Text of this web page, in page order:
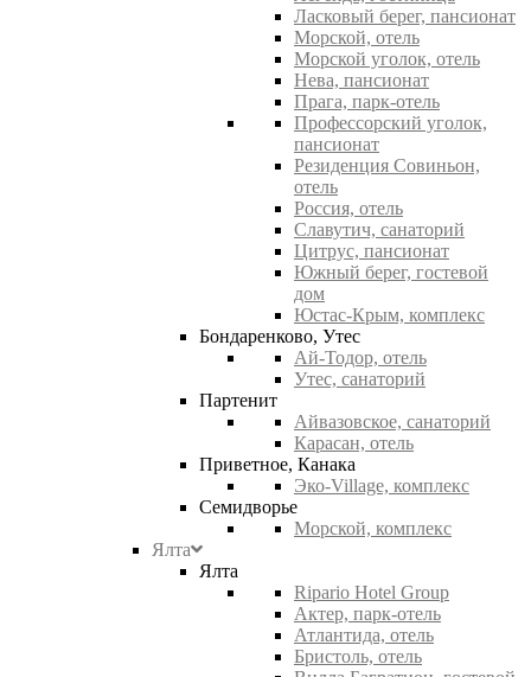
Ласковый берег, пансионат
Морской, отель
Морской уголок, отель
Нева, пансионат
Прага, парк-отель
Профессорский уголок,
пансионат
Резиденция Совиньон,
отель
Россия, отель
Славутич, санаторий
Цитрус, пансионат
Южный берег, гостевой
дом
Юстас-Крым, комплекс
Бондаренково, Утес
Ай-Тодор, отель
Утес, санаторий
Партенит
Айвазовское, санаторий
Карасан, отель
Приветное, Канака
Эко-Village, комплекс
Семидворье
Морской, комплекс
Ялта
Ялта
Ripario Hotel Group
Актер, парк-отель
Атлантида, отель
Бристоль, отель